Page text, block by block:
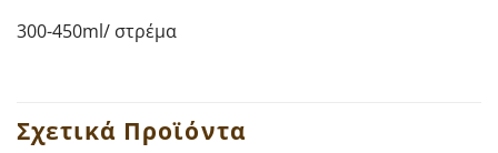
300-450ml/ στρέμα
Σχετικά Προϊόντα